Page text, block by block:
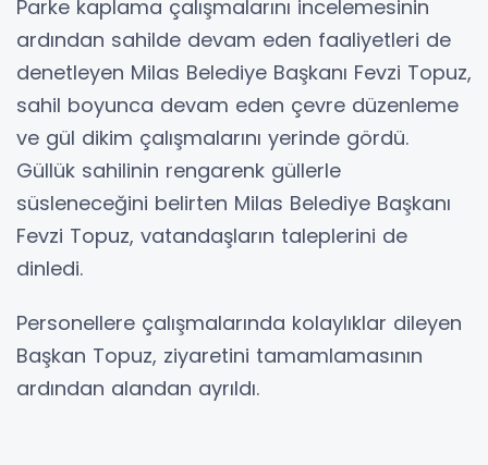
Parke kaplama çalışmalarını incelemesinin
ardından sahilde devam eden faaliyetleri de
denetleyen Milas Belediye Başkanı Fevzi Topuz,
sahil boyunca devam eden çevre düzenleme
ve gül dikim çalışmalarını yerinde gördü.
Güllük sahilinin rengarenk güllerle
süsleneceğini belirten Milas Belediye Başkanı
Fevzi Topuz, vatandaşların taleplerini de
dinledi.
Personellere çalışmalarında kolaylıklar dileyen
Başkan Topuz, ziyaretini tamamlamasının
ardından alandan ayrıldı.